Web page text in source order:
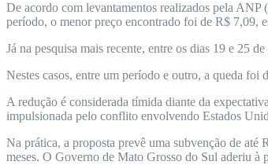
De acordo com levantamentos realizados pela
período, o menor preço encontrado foi de R$ 7,09,
Já na pesquisa mais recente, entre os dias 19 e 25
Nestes casos, entre um período e outro, a queda
A redução é considerada tímida diante da
impulsionada pelo conflito envolvendo Estados
Na prática, a proposta prevê uma subvenção de
meses. O Governo de Mato Grosso do Sul aderiu à